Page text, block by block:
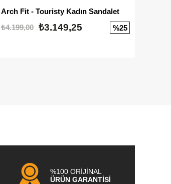
Arch Fit - Touristy Kadın Sandalet
₺4.199,00
₺3.149,25 %25
%100 ORİJİNAL
ÜRÜN GARANTİSİ